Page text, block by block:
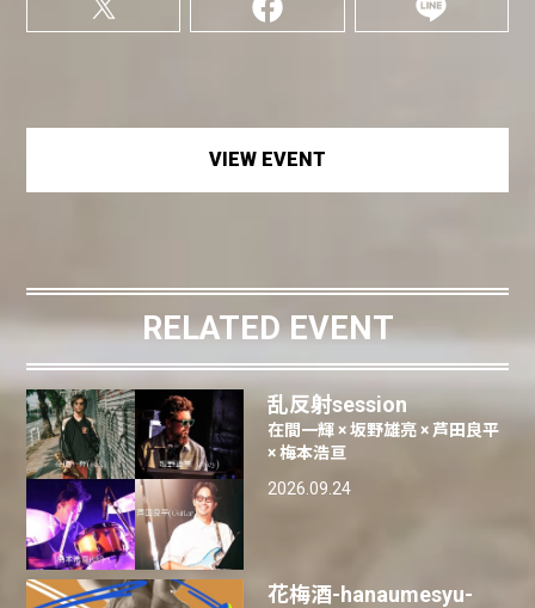
VIEW EVENT
RELATED EVENT
乱反射session
在間一輝 × 坂野雄亮 × 芦田良平
× 梅本浩亘
2026.09.24
花梅酒-hanaumesyu-